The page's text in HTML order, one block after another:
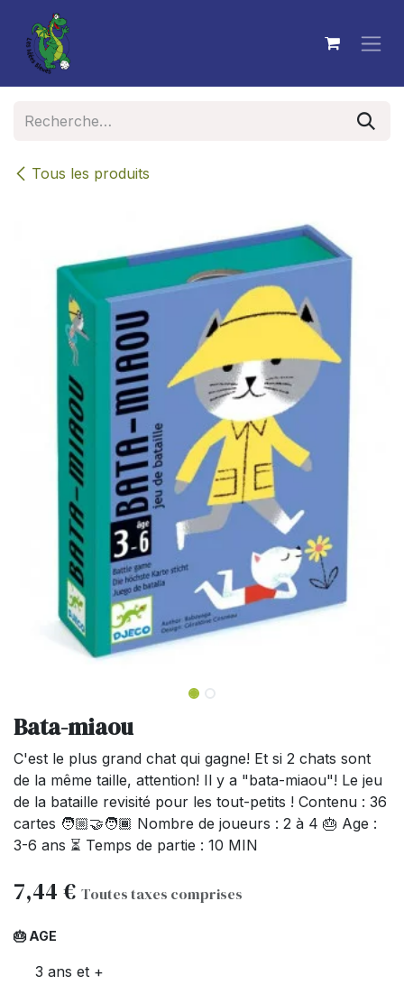
Se rendre au contenu
Tous les produits
Bata-miaou
C'est le plus grand chat qui gagne! Et si 2 chats sont
de la même taille, attention! Il y a "bata-miaou"! Le jeu
de la bataille revisité pour les tout-petits ! Contenu : 36
cartes 🧑🏼‍🤝‍🧑🏾 Nombre de joueurs : 2 à 4 🎂 Age :
3-6 ans ⏳ Temps de partie : 10 MIN
7,44 € Toutes taxes comprises
🎂 AGE
3 ans et +